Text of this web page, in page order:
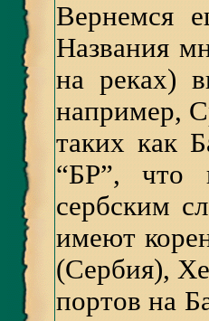
Вернемся
Названия
на реках)
например,
таких как
“БР”, что
сербским
имеют
(Сербия),
портов на